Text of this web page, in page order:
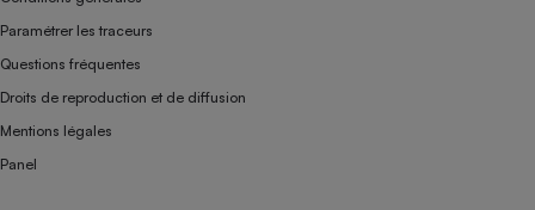
Paramétrer les traceurs
Questions fréquentes
Droits de reproduction et de diffusion
Mentions légales
Panel